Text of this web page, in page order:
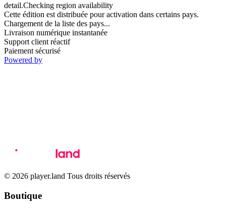
detail.Checking region availability
Cette édition est distribuée pour activation dans certains pays.
Chargement de la liste des pays...
Livraison numérique instantanée
Support client réactif
Paiement sécurisé
Powered by
© 2026 player.land Tous droits réservés
Boutique